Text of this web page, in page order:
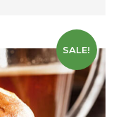
SALE!